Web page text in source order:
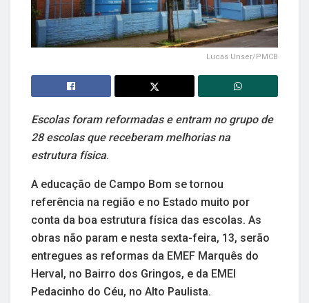
Lucas Unser/PMCB
Escolas foram reformadas e entram no grupo de
28 escolas que receberam melhorias na
estrutura física.
A educação de Campo Bom se tornou
referência na região e no Estado muito por
conta da boa estrutura física das escolas. As
obras não param e nesta sexta-feira, 13, serão
entregues as reformas da EMEF Marquês do
Herval, no Bairro dos Gringos, e da EMEI
Pedacinho do Céu, no Alto Paulista.